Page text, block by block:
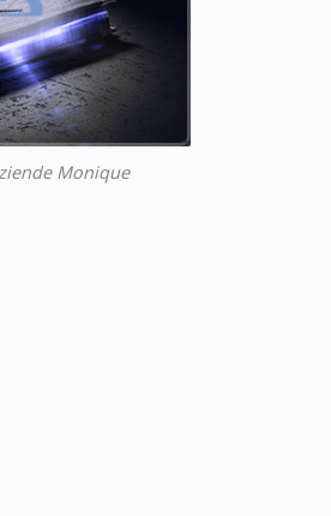
Monique